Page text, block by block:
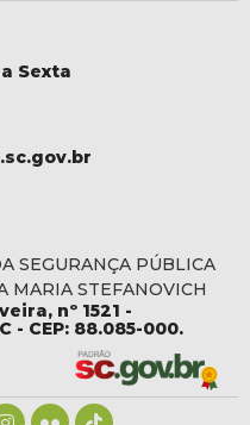
Sexta
SEGURANÇA PÚBLICA
MARIA STEFANOVICH
nº 1521 -
- CEP: 88.085-000.